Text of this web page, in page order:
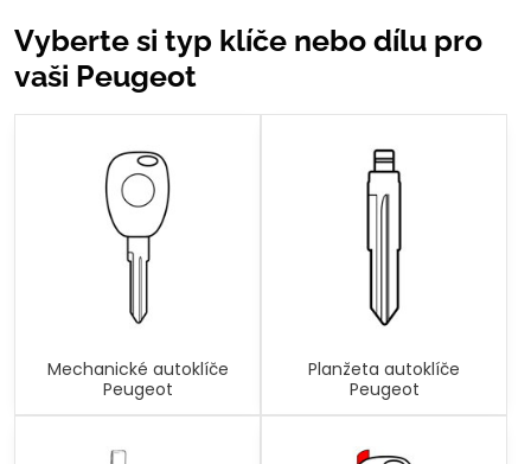
Vyberte si typ klíče nebo dílu pro
vaši Peugeot
Mechanické autoklíče
Peugeot
Planžeta autoklíče
Peugeot